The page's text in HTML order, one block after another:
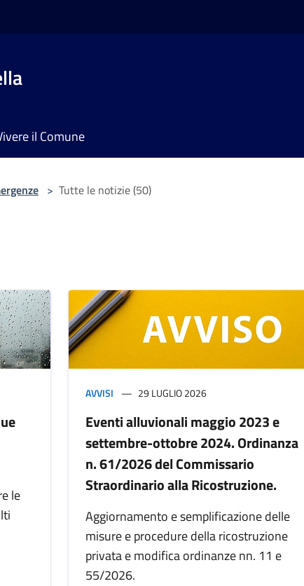
il Comune
> Tutte le notizie (50)
le
AVVISI 29 LUGLIO 2026
Eventi alluvionali maggio 2023 e
settembre-ottobre 2024. Ordinanza
n. 61/2026 del Commissario
Straordinario alla Ricostruzione.
Aggiornamento e semplificazione delle
misure e procedure della ricostruzione
privata e modifica ordinanze nn. 11 e
55/2026.